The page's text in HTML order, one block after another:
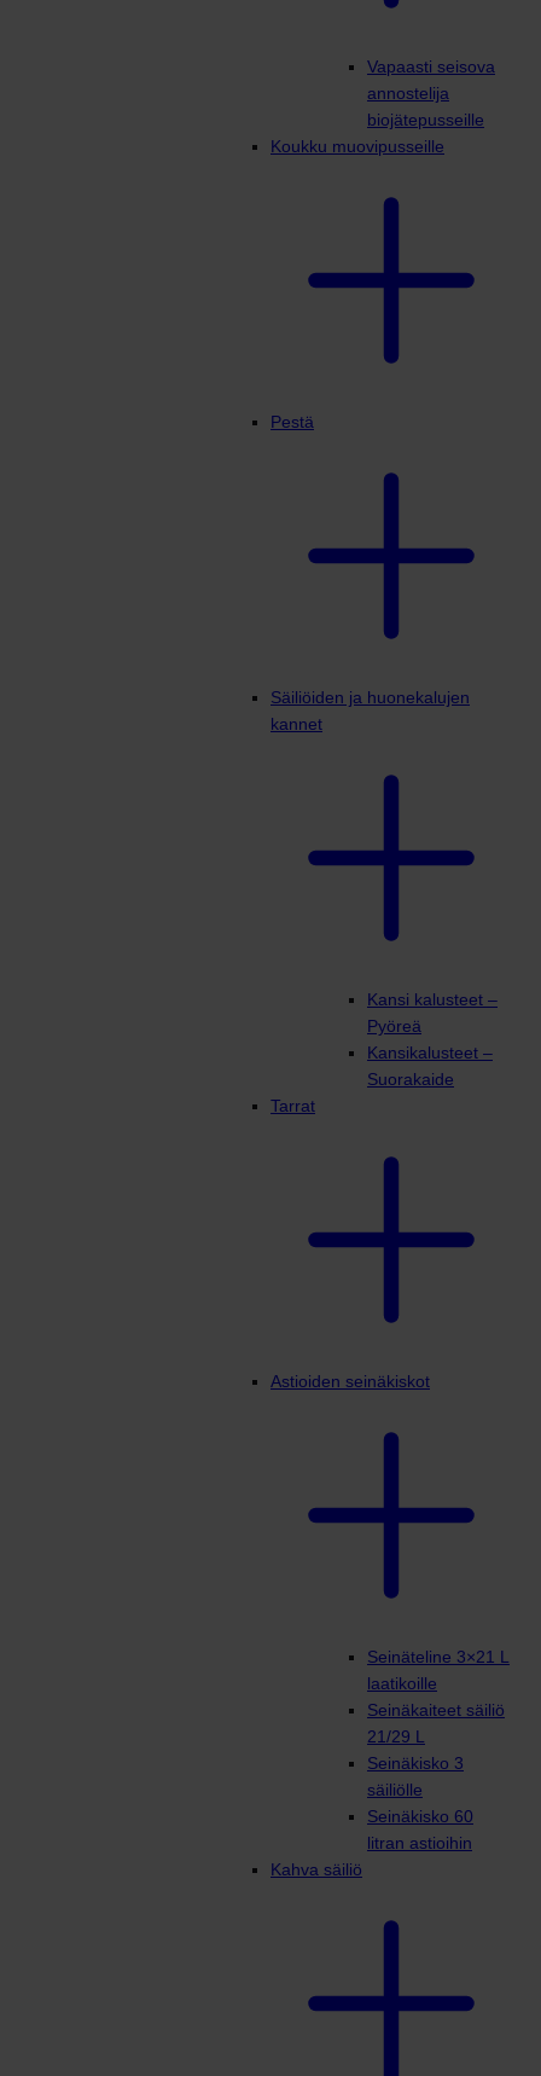
Vapaasti seisova
annostelija
biojätepusseille
Koukku muovipusseille
Pestä
Säiliöiden ja huonekalujen
kannet
Kansi kalusteet –
Pyöreä
Kansikalusteet –
Suorakaide
Tarrat
Astioiden seinäkiskot
Seinäteline 3×21 L
laatikoille
Seinäkaiteet säiliö
21/29 L
Seinäkisko 3
säiliölle
Seinäkisko 60
litran astioihin
Kahva säiliö